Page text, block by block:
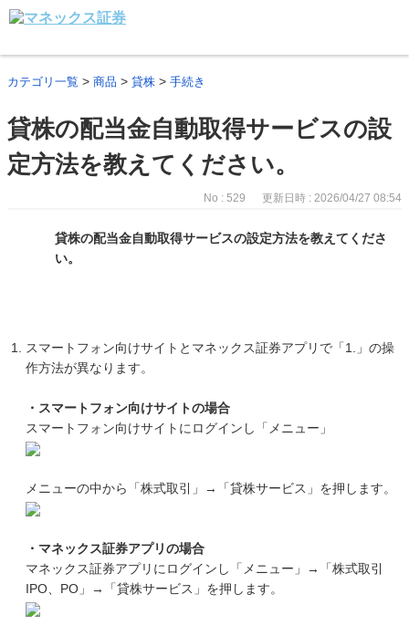
カテゴリ一覧 > 商品 > 貸株 > 手続き
貸株の配当金自動取得サービスの設
定方法を教えてください。
No : 529 更新日時 : 2026/04/27 08:54
貸株の配当金自動取得サービスの設定方法を教えてくださ
い。
スマートフォン向けサイトとマネックス証券アプリで「1.」の操
作方法が異なります。
・スマートフォン向けサイトの場合
スマートフォン向けサイトにログインし「メニュー」
メニューの中から「株式取引」→「貸株サービス」を押します。
・マネックス証券アプリの場合
マネックス証券アプリにログインし「メニュー」→「株式取引
IPO、PO」→「貸株サービス」を押します。